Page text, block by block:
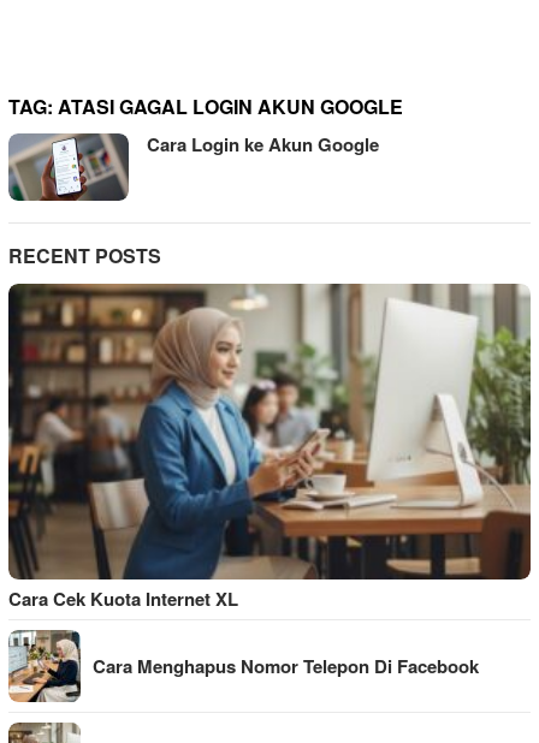
TAG: ATASI GAGAL LOGIN AKUN GOOGLE
Cara Login ke Akun Google
RECENT POSTS
Cara Cek Kuota Internet XL
Cara Menghapus Nomor Telepon Di Facebook